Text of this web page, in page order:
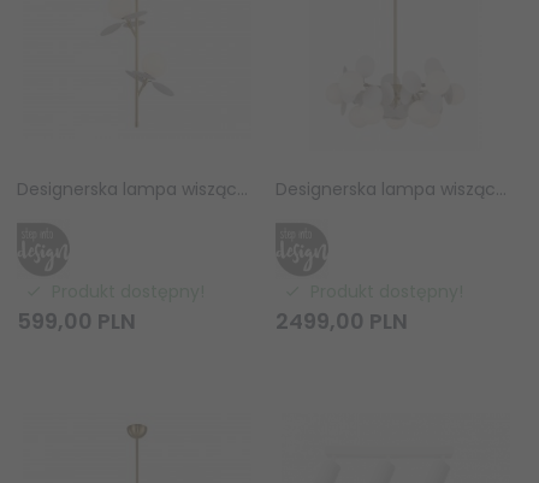
Designerska lampa wisząca CHIC ST-DL-2969P2 Step Into Design złota biała obręcz białe kuliste klosze do salonu jadalniana
599,00 PLN
Designerska lampa wisząca CHIC ST-DL-2969P-5 Step Into Design złota biała obręcz białe kuliste klosze do salonu jadalniana
2499,00 PLN